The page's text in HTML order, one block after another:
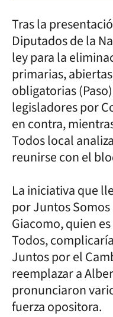
Tras la
Diputados de la
ley para la
primarias,
obligatorias
legisladores por
en contra,
Todos local
reunirse con el
La iniciativa que
por Juntos Somos
Giacomo, quien
Todos,
Juntos por el
reemplazar a
pronunciaron
fuerza opositora.